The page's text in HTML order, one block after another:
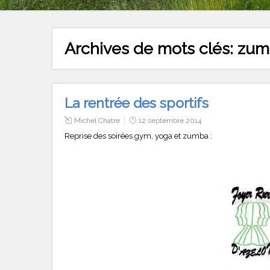
Archives de mots clés:
La rentrée des sportifs
Michel Chatre 12 septembre 2014
Reprise des soirées gym, yoga et zumba :